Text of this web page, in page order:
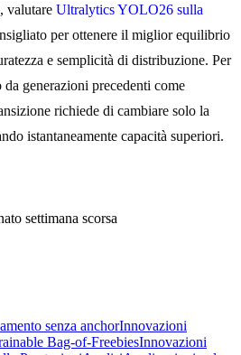
valutare Ultralytics YOLO26 sulla
per ottenere il miglior equilibrio
e semplicità di distribuzione. Per
generazioni precedenti come
richiede di cambiare solo la
istantaneamente capacità superiori.
settimana scorsa
senza anchorInnovazioni
Bag-of-FreebiesInnovazioni